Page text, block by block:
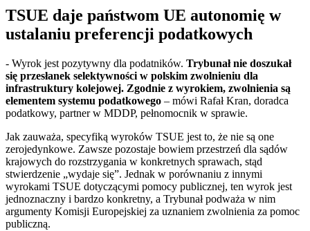
TSUE daje państwom UE autonomię w
ustalaniu preferencji podatkowych
- Wyrok jest pozytywny dla podatników. Trybunał nie doszukał
się przesłanek selektywności w polskim zwolnieniu dla
infrastruktury kolejowej. Zgodnie z wyrokiem, zwolnienia są
elementem systemu podatkowego – mówi Rafał Kran, doradca
podatkowy, partner w MDDP, pełnomocnik w sprawie.
Jak zauważa, specyfiką wyroków TSUE jest to, że nie są one
zerojedynkowe. Zawsze pozostaje bowiem przestrzeń dla sądów
krajowych do rozstrzygania w konkretnych sprawach, stąd
stwierdzenie „wydaje się”. Jednak w porównaniu z innymi
wyrokami TSUE dotyczącymi pomocy publicznej, ten wyrok jest
jednoznaczny i bardzo konkretny, a Trybunał podważa w nim
argumenty Komisji Europejskiej za uznaniem zwolnienia za pomoc
publiczną.